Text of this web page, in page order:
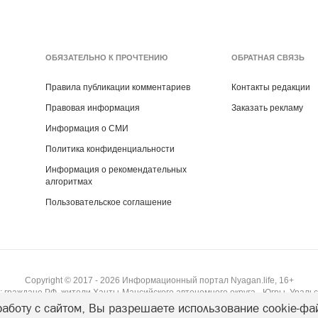
ОБЯЗАТЕЛЬНО К ПРОЧТЕНИЮ
Правила публикации комментариев
Правовая информация
Информация о СМИ
Политика конфиденциальности
Информация о рекомендательных
алгоритмах
Пользовательское соглашение
ОБРАТНАЯ СВЯЗЬ
Контакты редакции
Заказать рекламу
Copyright © 2017 - 2026 Информационный портал Nyagan.life, 16+
РФ, жители Ханты-Мансийского автономного округа - Югры,
с сайтом, Вы разрешаете использование cookie-